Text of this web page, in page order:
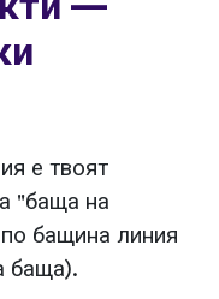
е твоят
"баща на
бащина линия
баща).